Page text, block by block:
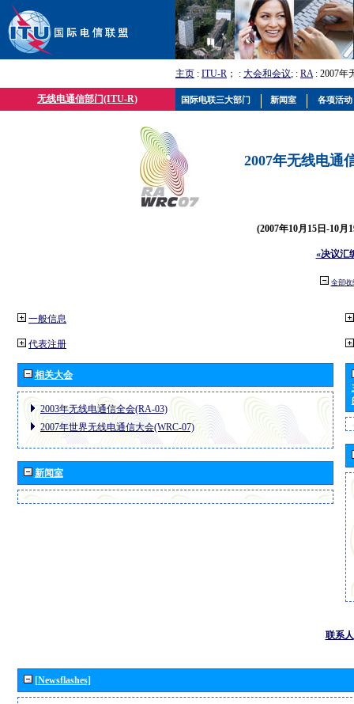
主页 : ITU-R ； : 大会和会议; : RA: 2007年
无线电通信部门(ITU-R)
2007年无线电通
(2007年10月15日-10月
«决议汇
全部收
一般信息
代表注册
相关大会
2003年无线电通信全会(RA-03)
2007年世界无线电通信大会(WRC-07)
新闻室
联系人
[Newsflashes]
国际电联三大部门 新闻室 各项活动